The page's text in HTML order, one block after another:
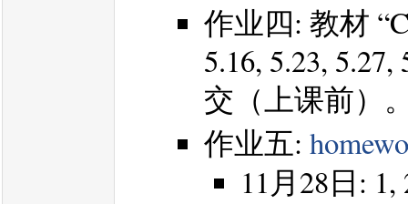
作业四: 教材
5.16, 5.23,
交（上课前）
作业五:
11月28日: 1,